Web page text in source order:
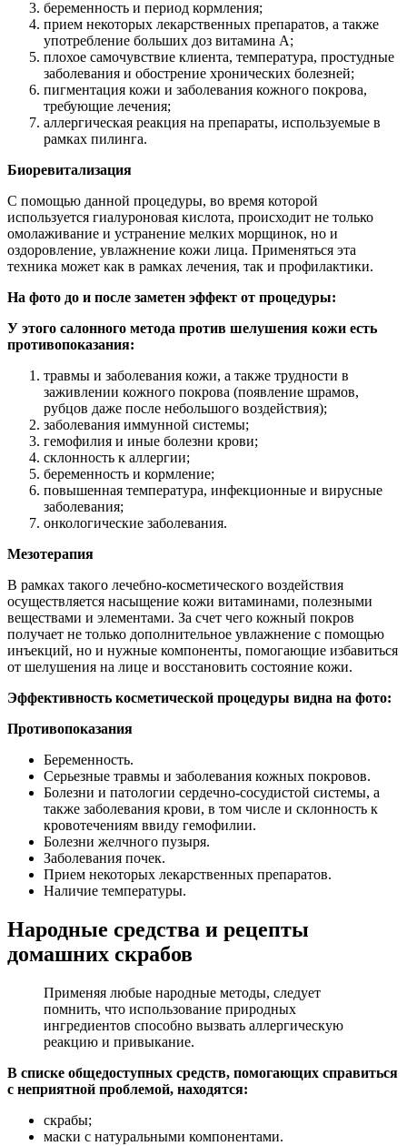
беременность и период кормления;
прием некоторых лекарственных препаратов, а также
употребление больших доз витамина A;
плохое самочувствие клиента, температура, простудные
заболевания и обострение хронических болезней;
пигментация кожи и заболевания кожного покрова,
требующие лечения;
аллергическая реакция на препараты, используемые в
рамках пилинга.
Биоревитализация
С помощью данной процедуры, во время которой
используется гиалуроновая кислота, происходит не только
омолаживание и устранение мелких морщинок, но и
оздоровление, увлажнение кожи лица. Применяться эта
техника может как в рамках лечения, так и профилактики.
На фото до и после заметен эффект от процедуры:
У этого салонного метода против шелушения кожи есть
противопоказания:
травмы и заболевания кожи, а также трудности в
заживлении кожного покрова (появление шрамов,
рубцов даже после небольшого воздействия);
заболевания иммунной системы;
гемофилия и иные болезни крови;
склонность к аллергии;
беременность и кормление;
повышенная температура, инфекционные и вирусные
заболевания;
онкологические заболевания.
Мезотерапия
В рамках такого лечебно-косметического воздействия
осуществляется насыщение кожи витаминами, полезными
веществами и элементами. За счет чего кожный покров
получает не только дополнительное увлажнение с помощью
инъекций, но и нужные компоненты, помогающие избавиться
от шелушения на лице и восстановить состояние кожи.
Эффективность косметической процедуры видна на фото:
Противопоказания
Беременность.
Серьезные травмы и заболевания кожных покровов.
Болезни и патологии сердечно-сосудистой системы, а
также заболевания крови, в том числе и склонность к
кровотечениям ввиду гемофилии.
Болезни желчного пузыря.
Заболевания почек.
Прием некоторых лекарственных препаратов.
Наличие температуры.
Народные средства и рецепты
домашних скрабов
Применяя любые народные методы, следует
помнить, что использование природных
ингредиентов способно вызвать аллергическую
реакцию и привыкание.
В списке общедоступных средств, помогающих справиться
с неприятной проблемой, находятся:
скрабы;
маски с натуральными компонентами.